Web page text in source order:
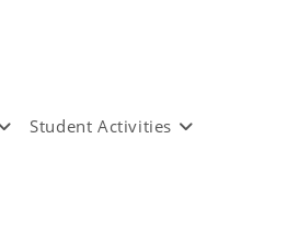
Student Activities